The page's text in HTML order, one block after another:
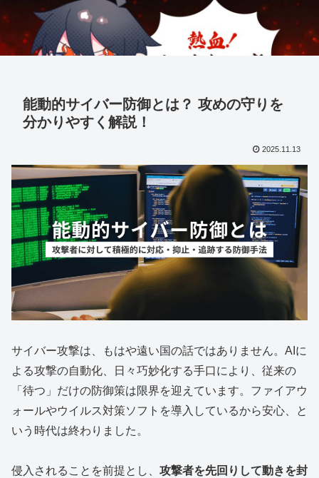
能動的サイバー防御とは？ 攻めの守りを
分かりやすく解説！
2025.11.13
サイバー攻撃は、もはや遠い国の話ではありません。AIに
よる攻撃の自動化、日々巧妙化する手口により、従来の
「待つ」だけの防御策は限界を迎えています。ファイアウ
ォールやウイルス対策ソフトを導入しているから安心、と
いう時代は終わりました。
侵入されることを前提とし、 攻撃者を先回りして動きを封